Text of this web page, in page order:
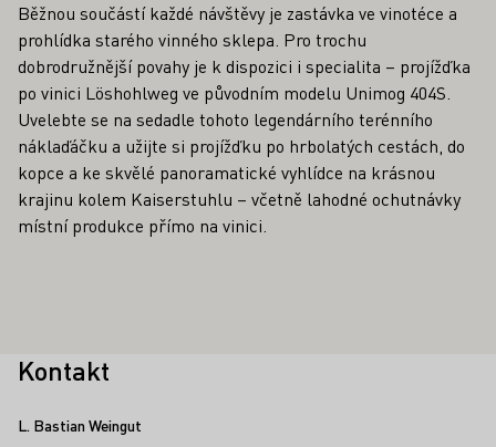
Běžnou součástí každé návštěvy je zastávka ve vinotéce a
prohlídka starého vinného sklepa. Pro trochu
dobrodružnější povahy je k dispozici i specialita – projížďka
po vinici Löshohlweg ve původním modelu Unimog 404S.
Uvelebte se na sedadle tohoto legendárního terénního
náklaďáčku a užijte si projížďku po hrbolatých cestách, do
kopce a ke skvělé panoramatické vyhlídce na krásnou
krajinu kolem Kaiserstuhlu – včetně lahodné ochutnávky
místní produkce přímo na vinici.
Kontakt
L. Bastian Weingut